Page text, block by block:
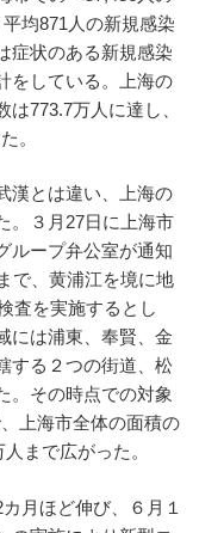
均871人の新規感染
症状のある新規感染
をしている。上海の
773.7万人に達し、
。
漢とは違い、上海の
。３月27日に上海市
ループ弁公室が通知
で、黄浦江を境に地
査を実施するとし
には浦東、奉賢、金
する２つの街道、松
。その時点での対象
上海市全体の面積の
まで広がった。
月ほど伸び、６月１